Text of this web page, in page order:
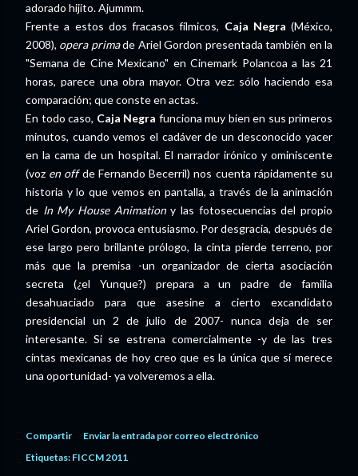
adorado hijito. Ajummm.
Frente a estos dos fracasos fílmicos, Caja Negra (México,
2008), opera primade Ariel Gordon presentada también en la
"Semana de Cine Mexicano" en Cinemark Polancoa a las 21
horas, parece una obra mayor. Otra vez: sólo haciendo esa
comparación; que conste en actas.
En todo caso, Caja Negra funciona muy bien en sus primeros
minutos, cuando vemos el cadáver de un desconocido yacer
en la cama de un hospital. El narrador irónico y ominiscente
(voz en offde Fernando Becerril) nos cuenta rápidamente su
historia y lo que vemos en pantalla, a través de la animación
de In My House Animationy las fotosecuencias del propio
Ariel Gordon, provoca entusiasmo. Por desgracia, después de
ese largo pero brillante prólogo, la cinta pierde terreno, por
más que la premisa -un organizador de cierta asociación
secreta (¿el Yunque?) prepara a un padre de familia
desahuaciado para que asesine a cierto excandidato
presidencial un 2 de julio de 2007- nunca deja de ser
interesante. Si se estrena comercialmente -y de las tres
cintas mexicanas de hoy creo que es la única que sí merece
una oportunidad- ya volveremos a ella.
Compartir
Enviar la entrada por correo electrónico
Etiquetas: FICCM 2011